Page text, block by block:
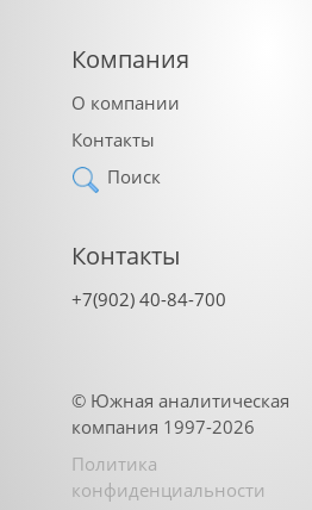
Компания
О компании
Контакты
Поиск
Контакты
+7(902) 40-84-700
© Южная аналитическая
компания 1997-2026
Политика
конфиденциальности